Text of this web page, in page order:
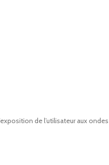
de l’utilisateur aux